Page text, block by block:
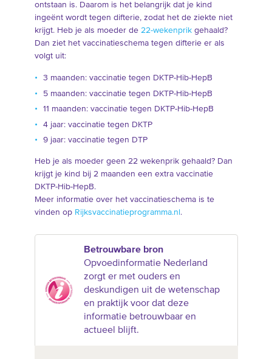
ontstaan is. Daarom is het belangrijk dat je kind
ingeënt wordt tegen difterie, zodat het de ziekte niet
krijgt. Heb je als moeder de 22-wekenprikgehaald?
Dan ziet het vaccinatieschema tegen difterie er als
volgt uit:
3 maanden: vaccinatie tegen DKTP-Hib-HepB
5 maanden: vaccinatie tegen DKTP-Hib-HepB
11 maanden: vaccinatie tegen DKTP-Hib-HepB
4 jaar: vaccinatie tegen DKTP
9 jaar: vaccinatie tegen DTP
Heb je als moeder geen 22 wekenprik gehaald? Dan
krijgt je kind bij 2 maanden een extra vaccinatie
DKTP-Hib-HepB.
Meer informatie over het vaccinatieschema is te
vinden op Rijksvaccinatieprogramma.nl .
Betrouwbare bron
Opvoedinformatie Nederland
zorgt er met ouders en
deskundigen uit de wetenschap
en praktijk voor dat deze
informatie betrouwbaar en
actueel blijft.